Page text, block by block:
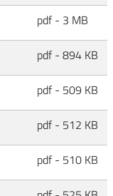
pdf - 3 MB
pdf - 894 KB
pdf - 509 KB
pdf - 512 KB
pdf - 510 KB